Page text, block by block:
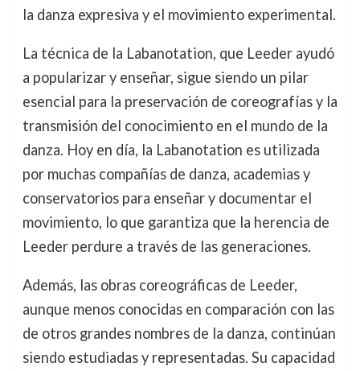
la danza expresiva y el movimiento experimental.
La técnica de la Labanotation, que Leeder ayudó
a popularizar y enseñar, sigue siendo un pilar
esencial para la preservación de coreografías y la
transmisión del conocimiento en el mundo de la
danza. Hoy en día, la Labanotation es utilizada
por muchas compañías de danza, academias y
conservatorios para enseñar y documentar el
movimiento, lo que garantiza que la herencia de
Leeder perdure a través de las generaciones.
Además, las obras coreográficas de Leeder,
aunque menos conocidas en comparación con las
de otros grandes nombres de la danza, continúan
siendo estudiadas y representadas. Su capacidad